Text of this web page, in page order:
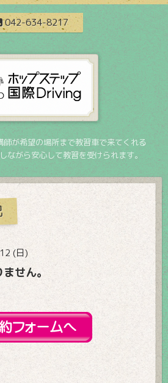
042-634-8217
師が希望の場所まで教習車で来てくれる
ながら安心して教習を受けられます。
(日)
せん。